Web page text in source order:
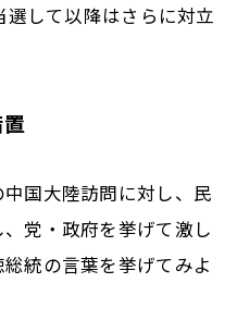
して以降はさらに対立
国大陸訪問に対し、民
党・政府を挙げて激し
統の言葉を挙げてみよ